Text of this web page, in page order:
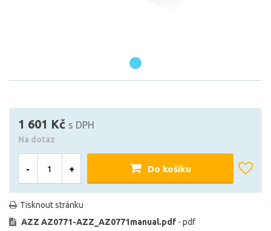
1 601 Kč s DPH
Na dotaz
- + Do košíku
Tisknout stránku
AZZ AZ0771-AZZ_AZ0771manual.pdf - pdf